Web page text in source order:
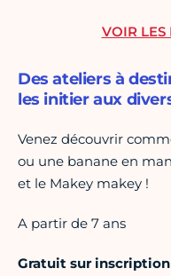
Des ateliers à
les initier aux
Venez découvrir
ou une banane en
et le Makey makey !
A partir de 7 ans
Gratuit sur
VOIR LES